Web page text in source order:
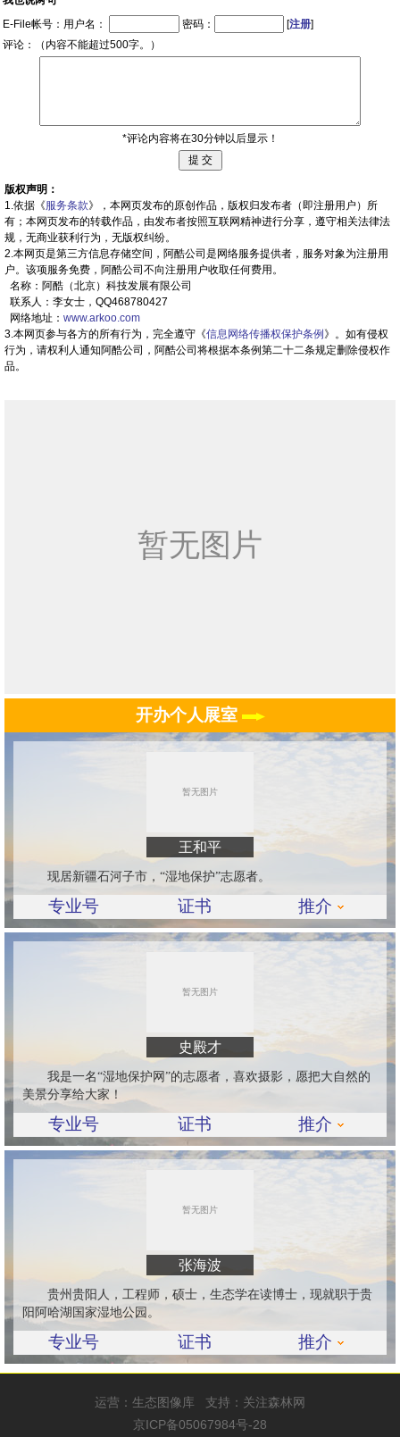
E-File帐号：用户名：
密码： [注册]
评论：（内容不能超过500字。）
*评论内容将在30分钟以后显示！
版权声明：
1.依据《服务条款》，本网页发布的原创作品，版权归发布者（即注册用户）所
有；本网页发布的转载作品，由发布者按照互联网精神进行分享，遵守相关法律法
规，无商业获利行为，无版权纠纷。
2.本网页是第三方信息存储空间，阿酷公司是网络服务提供者，服务对象为注册用
户。该项服务免费，阿酷公司不向注册用户收取任何费用。
名称：阿酷（北京）科技发展有限公司
联系人：李女士，QQ468780427
网络地址： www.arkoo.com
3.本网页参与各方的所有行为，完全遵守《信息网络传播权保护条例 》。如有侵权
行为，请权利人通知阿酷公司，阿酷公司将根据本条例第二十二条规定删除侵权作
品。
开办个人展室
王和平
现居新疆石河子市，“湿地保护”志愿者。
专业号 证书 推介
史殿才
我是一名“湿地保护网”的志愿者，喜欢摄影，愿把大自然的
美景分享给大家！
专业号 证书 推介
张海波
贵州贵阳人，工程师，硕士，生态学在读博士，现就职于贵
阳阿哈湖国家湿地公园。
专业号 证书 推介
运营： 生态图像库 支持： 关注森林网
京ICP备05067984号-28